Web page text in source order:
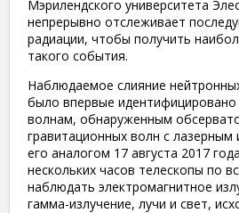
Мэрилендского университета
непрерывно отслеживает
радиации, чтобы получить
такого события.
Наблюдаемое слияние
было впервые
волнам, обнаруженным
гравитационных волн с
его аналогом 17 августа 2017
нескольких часов телескопы по
наблюдать электромагнитное
гамма-излучение, лучи и свет,